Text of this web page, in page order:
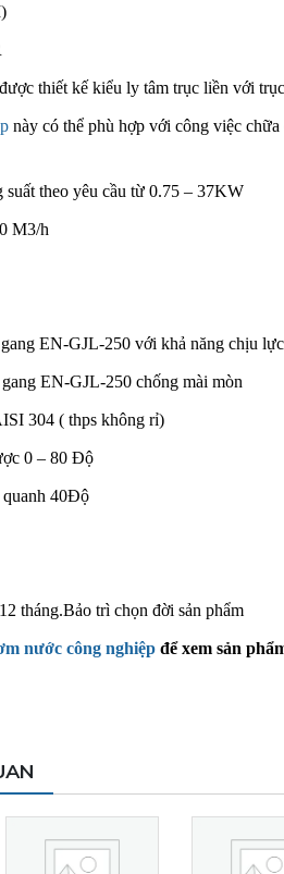
thiết kế kiểu ly tâm trục liền với
này có thể phù hợp với công việc
theo yêu cầu từ 0.75 – 37KW
M3/h
EN-GJL-250 với khả năng chịu
EN-GJL-250 chống mài mòn
304 ( thps không rỉ)
0 – 80 Độ
40Độ
tháng.Bảo trì chọn đời sản phẩm
nước công nghiệp để xem sản